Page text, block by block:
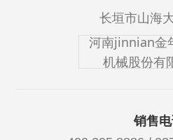
长垣市山海
河南jinnian金
机械股份有
销售